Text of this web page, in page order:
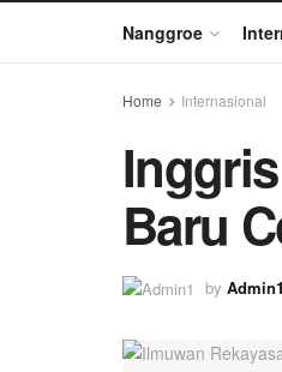
Nanggroe
Home Internasional
Baru
by Admin1